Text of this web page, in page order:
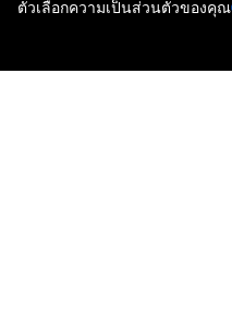
ตัวเลือกความเป็นส่วนตัวของคุณ